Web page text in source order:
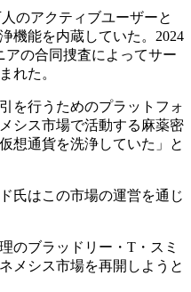
のアクティブユーザーと
機能を内蔵していた。2024
の合同捜査によってサー
れた。
を行うためのプラットフォ
シス市場で活動する麻薬密
想通貨を洗浄していた」と
氏はこの市場の運営を通じ
のブラッドリー・T・スミ
メシス市場を再開しようと